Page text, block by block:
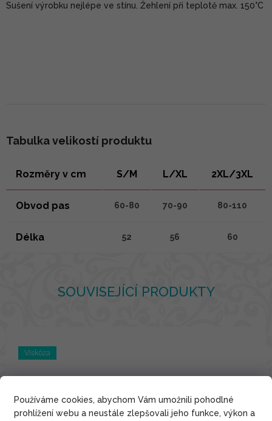
Používáme cookies, abychom Vám umožnili pohodlné
prohlížení webu a neustále zlepšovali jeho funkce, výkon a
SOUVISEJÍCÍ PRODUKTY
Viskóza
Sušení výrobku nejlépe ve stínu. Žehlení při teplotě max. 150°C
Tabulka velikostí produktu
Rozměry v cm S/M L/XL 2XL/3XL
Obvod pas 60-80 70-90 80-110
Délka 52 56 60